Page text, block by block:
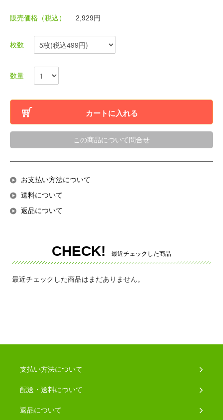
販売価格（税込） 2,929円
枚数
数量
カートに入れる
この商品について問合せ
お支払い方法について
送料について
返品について
CHECK! 最近チェックした商品
最近チェックした商品はまだありません。
支払い方法について
配送・送料について
返品について